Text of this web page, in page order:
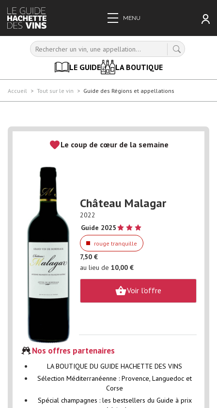
Menu
> Tout sur le vin > Guide des Régions et appellations
MENU
LE GUIDE LA BOUTIQUE
Accueil > Tout sur le vin > Guide des Régions et appellations
Le coup de cœur de la semaine
Château Malagar
2022
Guide 2025
rouge tranquille
7,50 €
au lieu de 10,00 €
Voir l'offre
Nos offres partenaires
LA BOUTIQUE DU GUIDE HACHETTE DES VINS
Sélection Méditerranéenne : Provence, Languedoc et
Corse
Spécial champagnes : les bestsellers du Guide à prix